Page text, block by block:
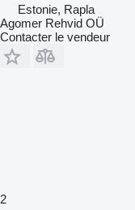
Estonie, Rapla
Agomer Rehvid OÜ
Contacter le vendeur
2